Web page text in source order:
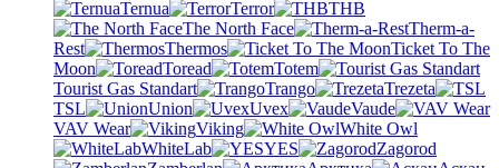
Ternua Terror
THB
The North Face
Therm-a-
Rest
Thermos
Ticket To The
Moon
Toread
Totem
Tourist Gas Standart
Trango
Trezeta
TSL
Union Uvex
Vaude
VAV Wear
Viking
White Owl
WhiteLab
YES
Zagorod